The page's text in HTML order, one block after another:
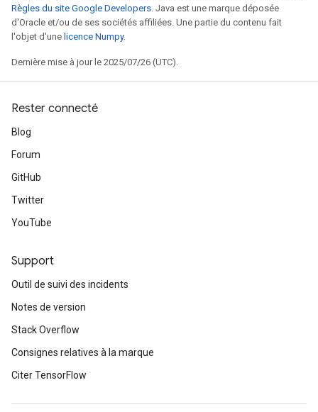
Règles du site Google Developers. Java est une marque déposée
d'Oracle et/ou de ses sociétés affiliées. Une partie du contenu fait
l'objet d'une licence Numpy.
Dernière mise à jour le 2025/07/26 (UTC).
Rester connecté
Blog
Forum
GitHub
Twitter
YouTube
Support
Outil de suivi des incidents
Notes de version
Stack Overflow
Consignes relatives à la marque
Citer TensorFlow